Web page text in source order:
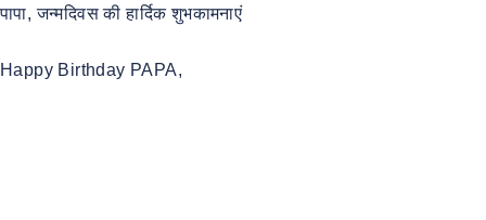
पापा, जन्मदिवस की हार्दिक शुभकामनाएं
Happy Birthday PAPA,